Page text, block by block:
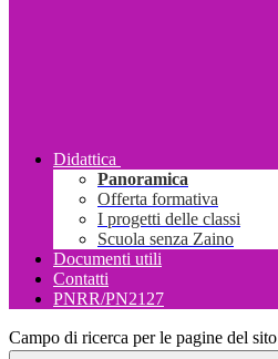
Didattica
Panoramica
Offerta formativa
I progetti delle classi
Scuola senza Zaino
Documenti utili
Contatti
PNRR/PN2127
Campo di ricerca per le pagine del sito